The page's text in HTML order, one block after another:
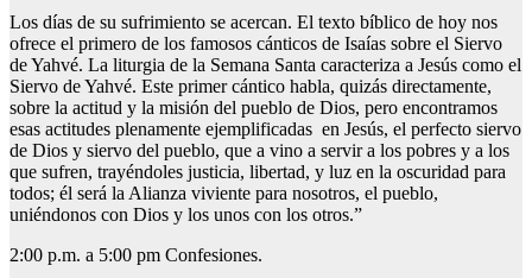
Los días de su sufrimiento se acercan. El texto bíblico de hoy nos
ofrece el primero de los famosos cánticos de Isaías sobre el Siervo
de Yahvé. La liturgia de la Semana Santa caracteriza a Jesús como el
Siervo de Yahvé. Este primer cántico habla, quizás directamente,
sobre la actitud y la misión del pueblo de Dios, pero encontramos
esas actitudes plenamente ejemplificadas en Jesús, el perfecto siervo
de Dios y siervo del pueblo, que a vino a servir a los pobres y a los
que sufren, trayéndoles justicia, libertad, y luz en la oscuridad para
todos; él será la Alianza viviente para nosotros, el pueblo,
uniéndonos con Dios y los unos con los otros.”
2:00 p.m. a 5:00 pm Confesiones.